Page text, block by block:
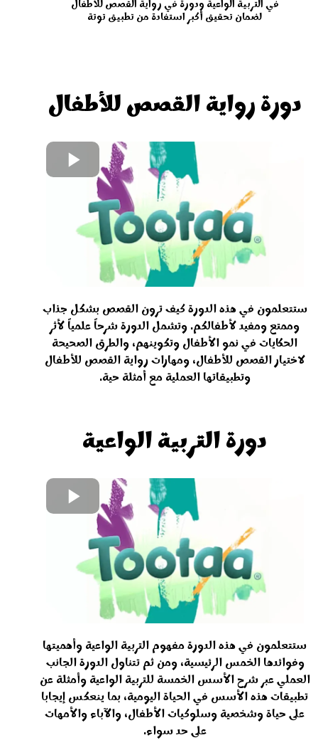
في التربية الواعية ودورة في رواية القصص للأطفال
لضمان تحقيق أكبر استفادة من تطبيق توتة
دورة رواية القصص للأطفال
ستتعلمون في هذه الدورة كيف ترون القصص بشكل جذاب
وممتع ومفيد لأطفالكم. وتشمل الدورة شرحاً علمياً لأثر
الحكايات في نمو الأطفال وتكوينهم، والطرق الصحيحة
لاختيار القصص للأطفال، ومهارات رواية القصص للأطفال
وتطبيقاتها العملية مع أمثلة حية.
دورة التربية الواعية
ستتعلمون في هذه الدورة مفهوم التربية الواعية وأهميتها
وفوائدها الخمس الرئيسية، ومن ثم تتناول الدورة الجانب
العملي عبر شرح الأسس الخمسة للتربية الواعية وأمثلة عن
تطبيقات هذه الأسس في الحياة اليومية، بما ينعكس إيجابا
على حياة وشخصية وسلوكيات الأطفال، والآباء والأمهات
على حد سواء.